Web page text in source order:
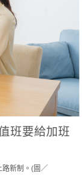
班要給加班
新制。(圖／